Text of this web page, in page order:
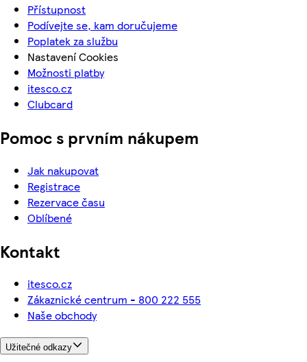
Přístupnost
Podívejte se, kam doručujeme
Poplatek za službu
Nastavení Cookies
Možnosti platby
itesco.cz
Clubcard
Pomoc s prvním nákupem
Jak nakupovat
Registrace
Rezervace času
Oblíbené
Kontakt
itesco.cz
Zákaznické centrum - 800 222 555
Naše obchody
Užitečné odkazy